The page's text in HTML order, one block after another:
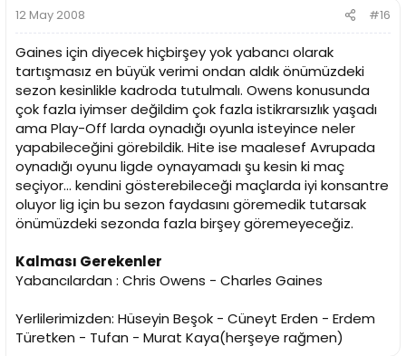
12 May 2008 #16
Gaines için diyecek hiçbirşey yok yabancı olarak
tartışmasız en büyük verimi ondan aldık önümüzdeki
sezon kesinlikle kadroda tutulmalı. Owens konusunda
çok fazla iyimser değildim çok fazla istikrarsızlık yaşadı
ama Play-Off larda oynadığı oyunla isteyince neler
yapabileceğini görebildik. Hite ise maalesef Avrupada
oynadığı oyunu ligde oynayamadı şu kesin ki maç
seçiyor... kendini gösterebileceği maçlarda iyi konsantre
oluyor lig için bu sezon faydasını göremedik tutarsak
önümüzdeki sezonda fazla birşey göremeyeceğiz.
Kalması Gerekenler
Yabancılardan : Chris Owens - Charles Gaines
Yerlilerimizden: Hüseyin Beşok - Cüneyt Erden - Erdem
Türetken - Tufan - Murat Kaya(herşeye rağmen)